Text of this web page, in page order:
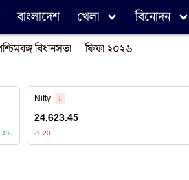
বাংলাদেশ খেলা বিনোদন
বিধানসভা ফিফা ২০২৬